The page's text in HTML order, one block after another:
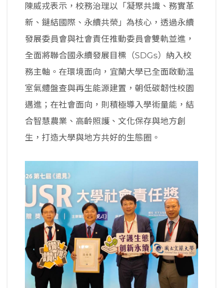
陳威戎表示，校務治理以「凝聚共識、務實革
新、鏈結國際、永續共榮」為核心，透過永續
發展委員會與社會責任推動委員會雙軌並進，
全面將聯合國永續發展目標（SDGs）納入校
務主軸。在環境面向，宜蘭大學已全面啟動溫
室氣體盤查與再生能源建置，朝低碳韌性校園
邁進；在社會面向，則積極導入學術量能，結
合智慧農業、高齡照護、文化保存與地方創
生，打造大學與地方共好的生態圈。